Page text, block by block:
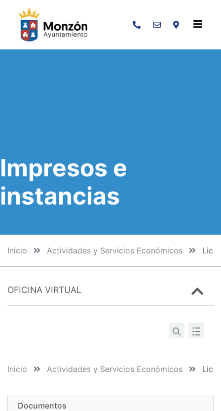
Buscar
Impresos e
instancias
Inicio Actividades y Servicios Económicos
OFICINA VIRTUAL
Inicio Actividades y Servicios Económicos
Documentos